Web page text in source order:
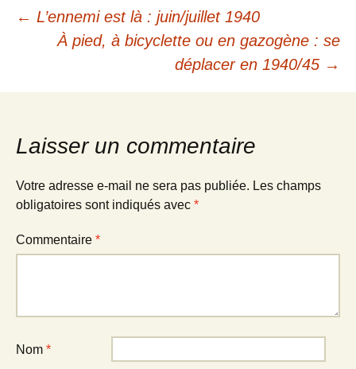
Navigation
des
articles
← L’ennemi est là : juin/juillet 1940
À pied, à bicyclette ou en gazogène : se
déplacer en 1940/45 →
Laisser un commentaire
Votre adresse e-mail ne sera pas publiée. Les champs
obligatoires sont indiqués avec *
Commentaire *
Nom *